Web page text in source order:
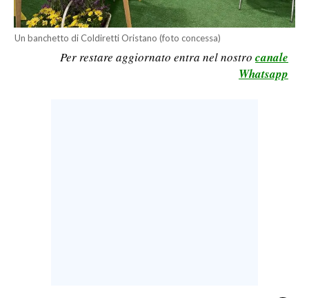
SERVIZI ALLE IMPRESE
LAVORO
Un banchetto di Coldiretti Oristano (foto concessa)
Per restare aggiornato entra nel nostro canale
Whatsapp